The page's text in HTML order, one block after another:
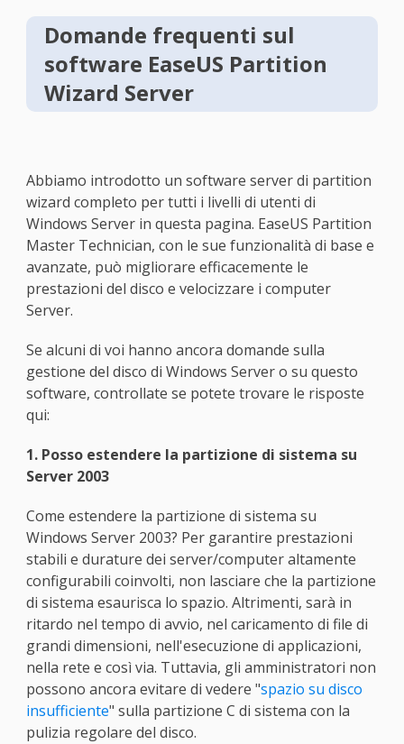
Domande frequenti sul
software EaseUS Partition
Wizard Server
Abbiamo introdotto un software server di partition
wizard completo per tutti i livelli di utenti di
Windows Server in questa pagina. EaseUS Partition
Master Technician, con le sue funzionalità di base e
avanzate, può migliorare efficacemente le
prestazioni del disco e velocizzare i computer
Server.
Se alcuni di voi hanno ancora domande sulla
gestione del disco di Windows Server o su questo
software, controllate se potete trovare le risposte
qui:
1. Posso estendere la partizione di sistema su
Server 2003
Come estendere la partizione di sistema su
Windows Server 2003? Per garantire prestazioni
stabili e durature dei server/computer altamente
configurabili coinvolti, non lasciare che la partizione
di sistema esaurisca lo spazio. Altrimenti, sarà in
ritardo nel tempo di avvio, nel caricamento di file di
grandi dimensioni, nell'esecuzione di applicazioni,
nella rete e così via. Tuttavia, gli amministratori non
possono ancora evitare di vedere "spazio su disco
insufficiente" sulla partizione C di sistema con la
pulizia regolare del disco.